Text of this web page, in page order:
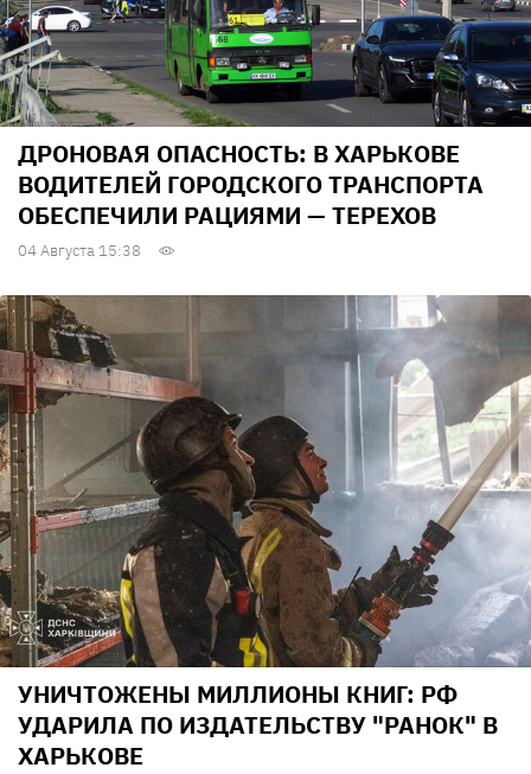
ДРОНОВАЯ ОПАСНОСТЬ: В ХАРЬКОВЕ
ВОДИТЕЛЕЙ ГОРОДСКОГО ТРАНСПОРТА
ОБЕСПЕЧИЛИ РАЦИЯМИ — ТЕРЕХОВ
04 Августа 15:38
УНИЧТОЖЕНЫ МИЛЛИОНЫ КНИГ: РФ
УДАРИЛА ПО ИЗДАТЕЛЬСТВУ "РАНОК" В
ХАРЬКОВЕ